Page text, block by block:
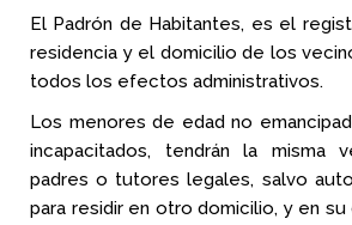
El Padrón de Habitantes, es el
residencia y el domicilio de los
todos los efectos administrativos.
Los menores de edad no
incapacitados, tendrán la misma
padres o tutores legales, salvo
para residir en otro domicilio, y en